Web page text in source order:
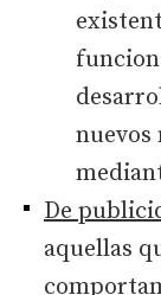
nuevos
De
aquellas